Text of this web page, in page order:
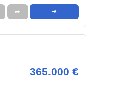
➦ ➜
365.000 €